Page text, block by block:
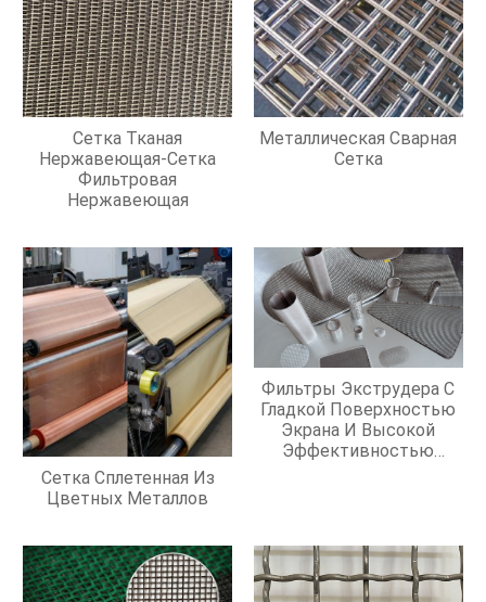
Сетка Тканая
Нержавеющая-Сетка
Фильтровая
Нержавеющая
Металлическая Сварная
Сетка
Сетка Сплетенная Из
Цветных Металлов
Фильтры Экструдера С
Гладкой Поверхностью
Экрана И Высокой
Эффективностью